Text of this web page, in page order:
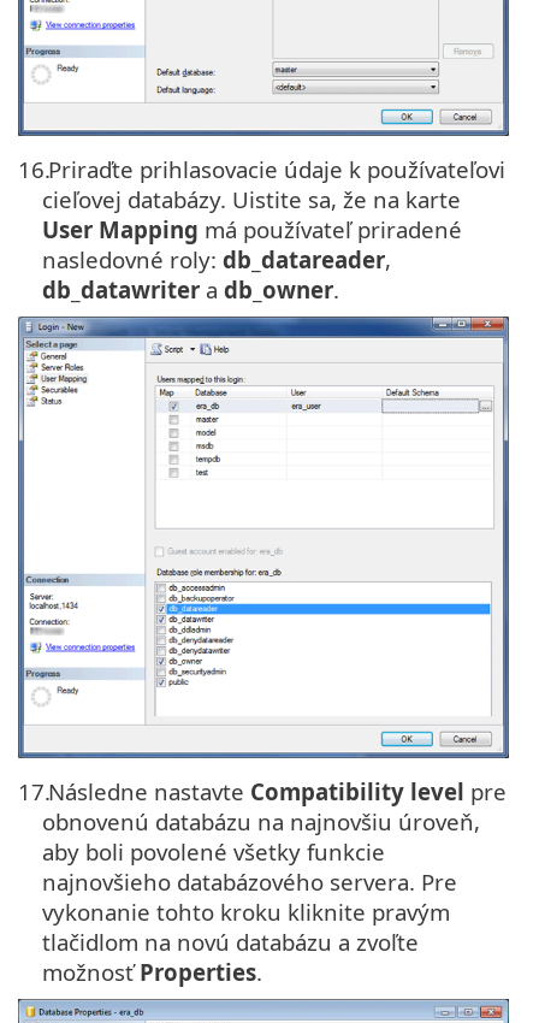
16.Priraďte prihlasovacie údaje k používateľovi
cieľovej databázy. Uistite sa, že na karte
User Mapping má používateľ priradené
nasledovné roly: db_datareader,
db_datawriter a db_owner.
17.Následne nastavte Compatibility level pre
obnovenú databázu na najnovšiu úroveň,
aby boli povolené všetky funkcie
najnovšieho databázového servera. Pre
vykonanie tohto kroku kliknite pravým
tlačidlom na novú databázu a zvoľte
možnosťProperties.